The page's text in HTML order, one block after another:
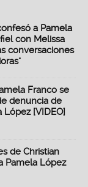
a Pamela
con Melissa
conversaciones
Franco se
denuncia de
[VIDEO]
de Christian
Pamela López